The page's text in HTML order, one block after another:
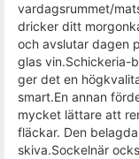
vardagsrummet/
dricker ditt
och avslutar dagen
glas vin.Schickeria-
ger det en
smart.En annan
mycket lättare att
fläckar. Den
skiva.Sockelnär